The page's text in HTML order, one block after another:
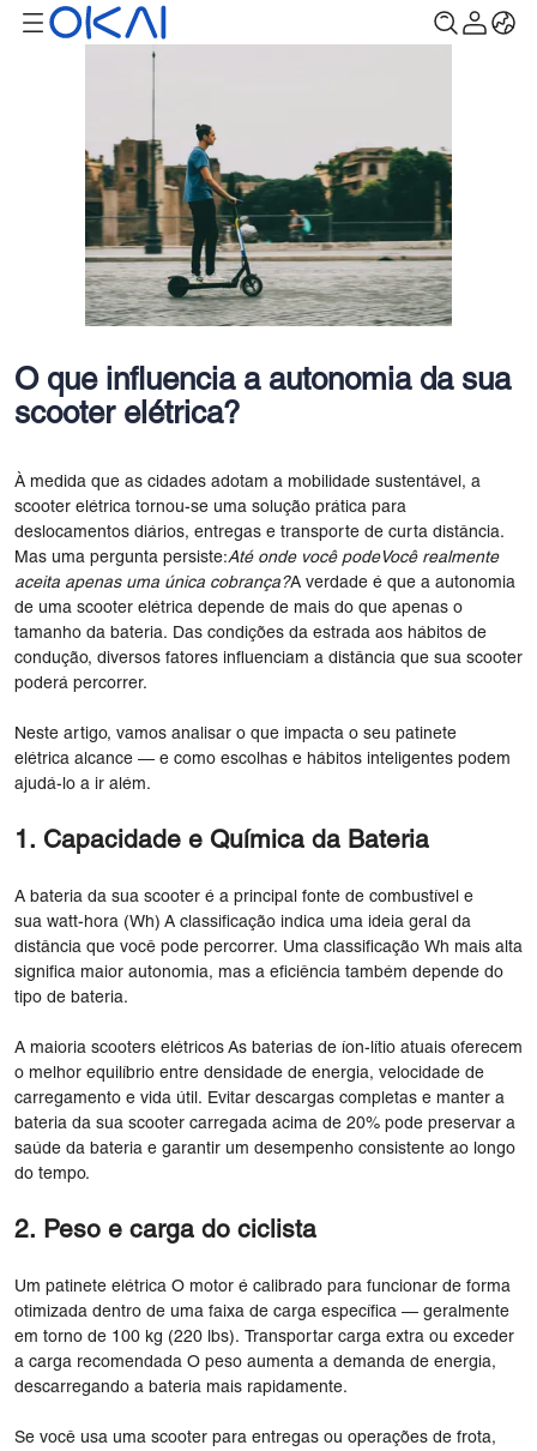
O que influencia a autonomia da sua
scooter elétrica?
À medida que as cidades adotam a mobilidade sustentável, a
scooter elétrica tornou-se uma solução prática para
deslocamentos diários, entregas e transporte de curta distância.
Mas uma pergunta persiste:Até onde você podeVocê realmente
aceita apenas uma única cobrança?A verdade é que a autonomia
de uma scooter elétrica depende de mais do que apenas o
tamanho da bateria. Das condições da estrada aos hábitos de
condução, diversos fatores influenciam a distância que sua scooter
poderá percorrer.
Neste artigo, vamos analisar o que impacta o seu patinete
elétrica alcance — e como escolhas e hábitos inteligentes podem
ajudá-lo a ir além.
1. Capacidade e Química da Bateria
A bateria da sua scooter é a principal fonte de combustível e
sua watt-hora (Wh) A classificação indica uma ideia geral da
distância que você pode percorrer. Uma classificação Wh mais alta
significa maior autonomia, mas a eficiência também depende do
tipo de bateria.
A maioria scooters elétricos As baterias de íon-lítio atuais oferecem
o melhor equilíbrio entre densidade de energia, velocidade de
carregamento e vida útil. Evitar descargas completas e manter a
bateria da sua scooter carregada acima de 20% pode preservar a
saúde da bateria e garantir um desempenho consistente ao longo
do tempo.
2. Peso e carga do ciclista
Um patinete elétrica O motor é calibrado para funcionar de forma
otimizada dentro de uma faixa de carga específica — geralmente
em torno de 100 kg (220 lbs). Transportar carga extra ou exceder
a carga recomendada O peso aumenta a demanda de energia,
descarregando a bateria mais rapidamente.
Se você usa uma scooter para entregas ou operações de frota,